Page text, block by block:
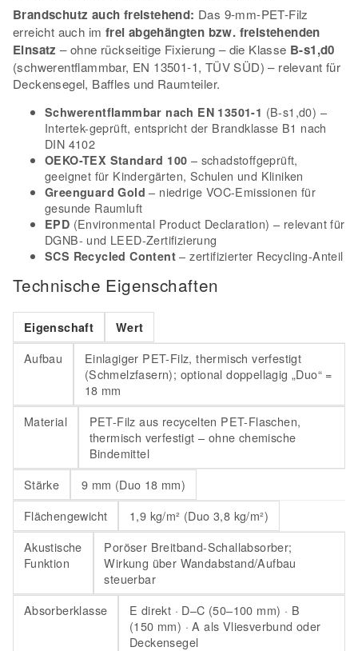
Brandschutz auch freistehend: Das 9-mm-PET-Filz
erreicht auch im frei abgehängten bzw. freistehenden
Einsatz – ohne rückseitige Fixierung – die Klasse B-s1,d0
(schwerentflammbar, EN 13501-1, TÜV SÜD) – relevant für
Deckensegel, Baffles und Raumteiler.
Schwerentflammbar nach EN 13501-1 (B-s1,d0) –
Intertek-geprüft, entspricht der Brandklasse B1 nach
DIN 4102
OEKO-TEX Standard 100 – schadstoffgeprüft,
geeignet für Kindergärten, Schulen und Kliniken
Greenguard Gold – niedrige VOC-Emissionen für
gesunde Raumluft
EPD (Environmental Product Declaration) – relevant für
DGNB- und LEED-Zertifizierung
SCS Recycled Content – zertifizierter Recycling-Anteil
Technische Eigenschaften
Eigenschaft Wert
Aufbau
Einlagiger PET-Filz, thermisch verfestigt
(Schmelzfasern); optional doppellagig „Duo“ =
18 mm
Material
PET-Filz aus recycelten PET-Flaschen,
thermisch verfestigt – ohne chemische
Bindemittel
Stärke
9 mm (Duo 18 mm)
Flächengewicht
1,9 kg/m² (Duo 3,8 kg/m²)
Akustische
Funktion
Poröser Breitband-Schallabsorber;
Wirkung über Wandabstand/Aufbau
steuerbar
Absorberklasse
E direkt · D–C (50–100 mm) · B
(150 mm) · A als Vliesverbund oder
Deckensegel